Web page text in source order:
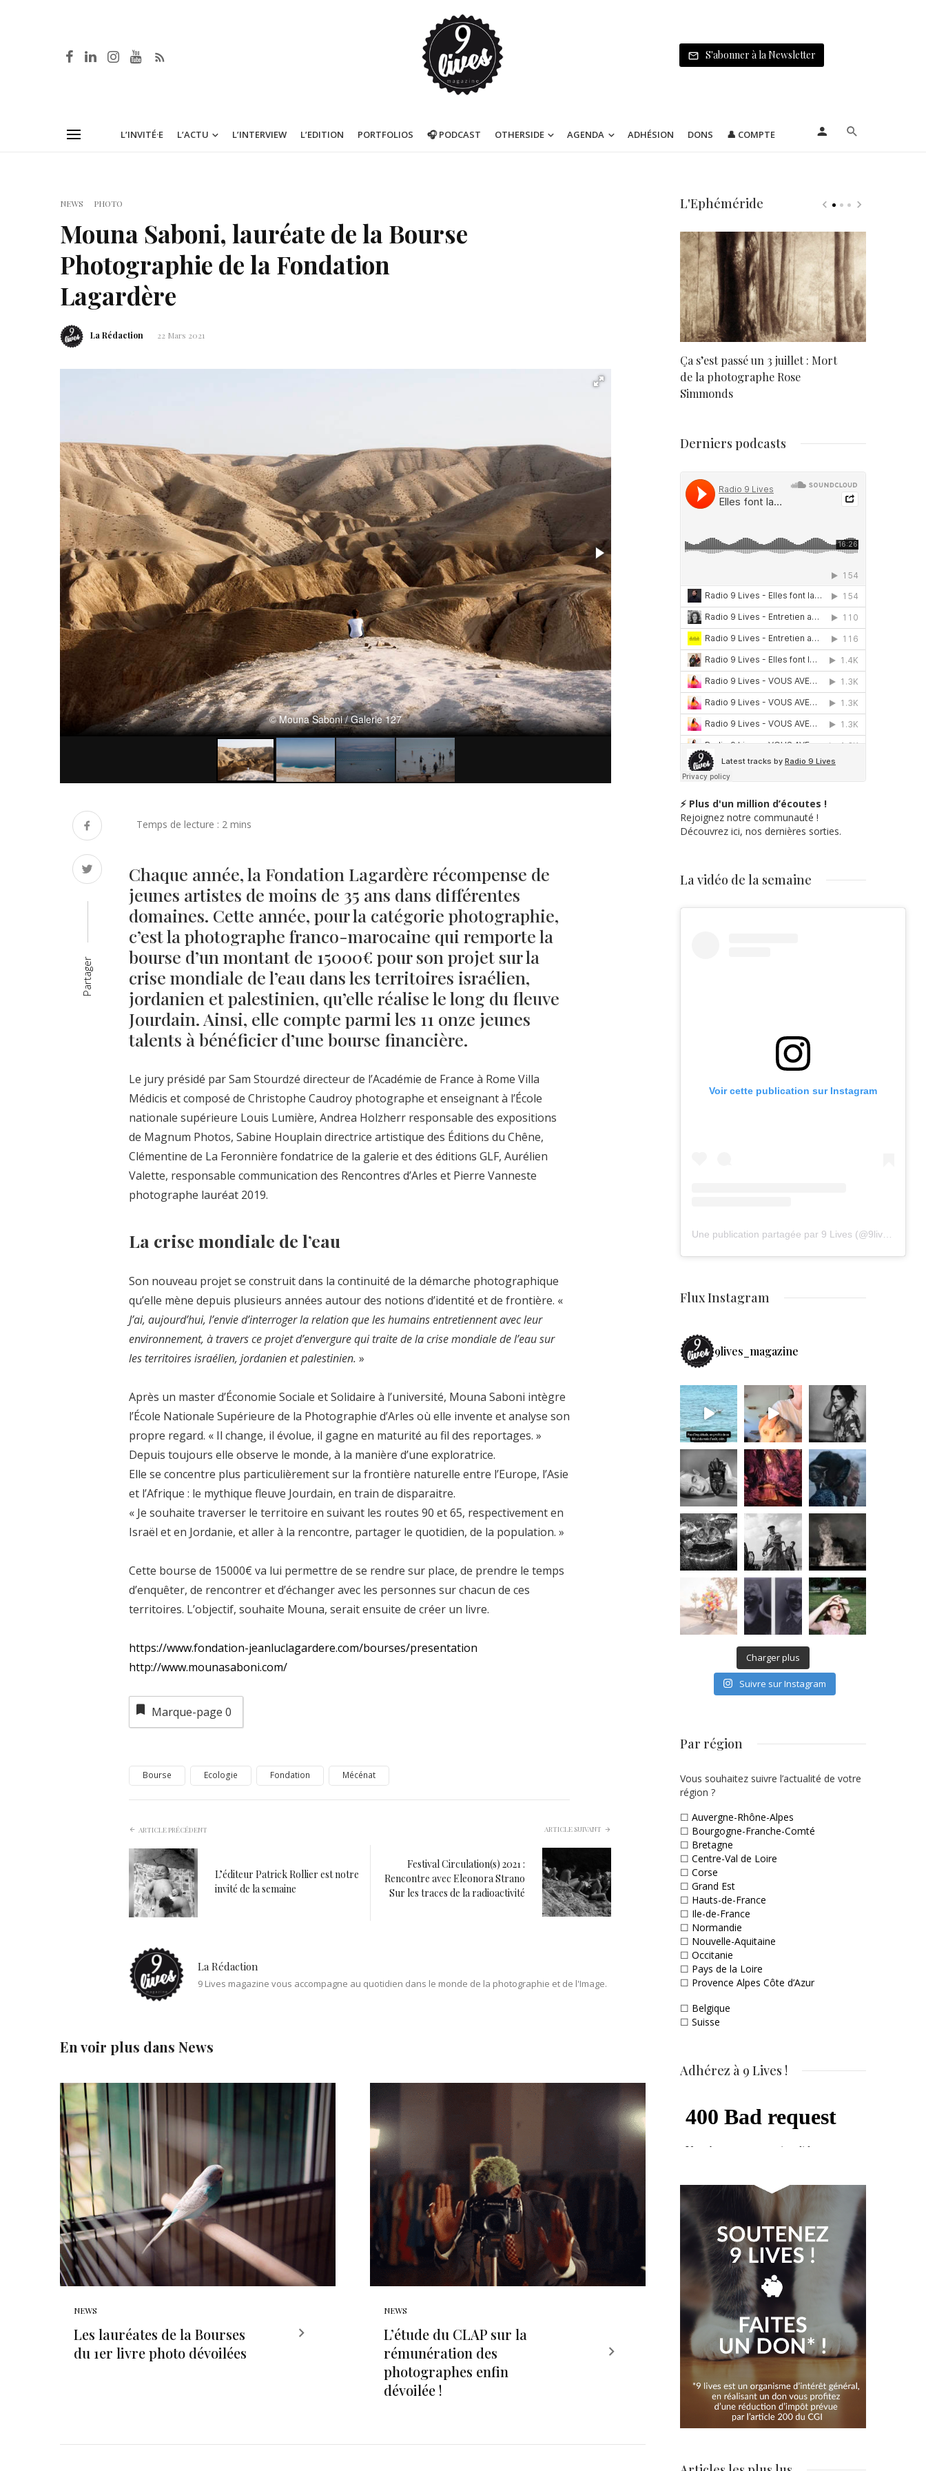
S'abonner à la Newsletter
L’INVITÉ·E L’ACTU L’INTERVIEW L’EDITION PORTFOLIOS 🎧 PODCAST OTHERSIDE AGENDA ADHÉSION DONS 👤 COMPTE
NEWS PHOTO
Mouna Saboni, lauréate de la Bourse
Photographie de la Fondation
Lagardère
La Rédaction 22 Mars 2021
© Mouna Saboni / Galerie 127 © Mouna Saboni /
Partager
Chaque année, la Fondation Lagardère récompense de
jeunes artistes de moins de 35 ans dans différentes
domaines. Cette année, pour la catégorie photographie,
c’est la photographe franco-marocaine qui remporte la
bourse d’un montant de 15000€ pour son projet sur la
crise mondiale de l’eau dans les territoires israélien,
jordanien et palestinien, qu’elle réalise le long du fleuve
Jourdain. Ainsi, elle compte parmi les 11 onze jeunes
talents à bénéficier d’une bourse financière.
Le jury présidé par Sam Stourdzé directeur de l’Académie de France à Rome Villa
Médicis et composé de Christophe Caudroy photographe et enseignant à l’École
nationale supérieure Louis Lumière, Andrea Holzherr responsable des expositions
de Magnum Photos, Sabine Houplain directrice artistique des Éditions du Chêne,
Clémentine de La Feronnière fondatrice de la galerie et des éditions GLF, Aurélien
Valette, responsable communication des Rencontres d’Arles et Pierre Vanneste
photographe lauréat 2019.
La crise mondiale de l’eau
Son nouveau projet se construit dans la continuité de la démarche photographique
qu’elle mène depuis plusieurs années autour des notions d’identité et de frontière. «
J’ai, aujourd’hui, l’envie d’interroger la relation que les humains entretiennent avec leur
environnement, à travers ce projet d’envergure qui traite de la crise mondiale de l’eau sur
les territoires israélien, jordanien et palestinien. »
Après un master d’Économie Sociale et Solidaire à l’université, Mouna Saboni intègre
l’École Nationale Supérieure de la Photographie d’Arles où elle invente et analyse son
propre regard. « Il change, il évolue, il gagne en maturité au fil des reportages. »
Depuis toujours elle observe le monde, à la manière d’une exploratrice.
Elle se concentre plus particulièrement sur la frontière naturelle entre l’Europe, l’Asie
et l’Afrique : le mythique fleuve Jourdain, en train de disparaitre.
« Je souhaite traverser le territoire en suivant les routes 90 et 65, respectivement en
Israël et en Jordanie, et aller à la rencontre, partager le quotidien, de la population. »
Cette bourse de 15000€ va lui permettre de se rendre sur place, de prendre le temps
d’enquêter, de rencontrer et d’échanger avec les personnes sur chacun de ces
territoires. L’objectif, souhaite Mouna, serait ensuite de créer un livre.
https://www.fondation-jeanluclagardere.com/bourses/presentation
http://www.mounasaboni.com/
Marque-page 0
Bourse Ecologie Fondation Mécénat
ARTICLE PRÉCÉDENT
L’éditeur Patrick Rollier est notre
invité de la semaine
ARTICLE SUIVANT
Festival Circulation(s) 2021 :
Rencontre avec Eleonora Strano
Sur les traces de la radioactivité
La Rédaction
9 Lives magazine vous accompagne au quotidien dans le monde de la photographie et de l'Image.
En voir plus dans News
NEWS
Les lauréates de la Bourses
du 1er livre photo dévoilées
NEWS
L’étude du CLAP sur la
rémunération des
photographes enfin
dévoilée !
L'Ephéméride
Ça s’est passé un 3 juillet : Mort
de la photographe Rose
Simmonds
Derniers podcasts
⚡ Plus d'un million d’écoutes !
Rejoignez notre communauté !
Découvrez ici, nos dernières sorties.
La vidéo de la semaine
Voir cette publication sur Instagram
Flux Instagram
9lives_magazine
Charger plus
Suivre sur Instagram
Par région
Vous souhaitez suivre l’actualité de votre
région ?
☐ Auvergne-Rhône-Alpes
☐ Bourgogne-Franche-Comté
☐ Bretagne
☐ Centre-Val de Loire
☐ Corse
☐ Grand Est
☐ Hauts-de-France
☐ Ile-de-France
☐ Normandie
☐ Nouvelle-Aquitaine
☐ Occitanie
☐ Pays de la Loire
☐ Provence Alpes Côte d’Azur
☐ Belgique
☐ Suisse
Adhérez à 9 Lives !